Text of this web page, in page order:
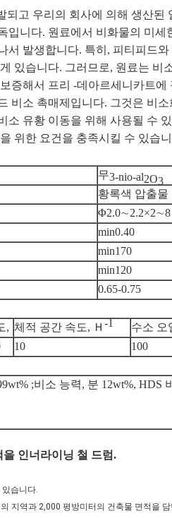
되고 우리의 회사에 의해 생산된
입니다. 원료에서 비화물의 미
서 발생합니다. 특히, 피티피드
있습니다. 그러므로, 원료는 비
증해서 프리 -데아르세니카트
비소 촉매제입니다. 그것은 비
소 유황 이동을 위해 사용될 수
위한 요건을 충족시킬 수 있습
무3-nio-al2O3
황록색 압출물
Φ2.0∼2.2×2∼8
min0.40
min170
min120
0.65-0.75
, 체적 공간 속도, Ｈ -1
수소 오
10
100
;비소 능력, 분 12wt%, HDS
인너라이닝 철 드럼.
습니다.
지역과 2,000 평방미터의 건축물 면적을